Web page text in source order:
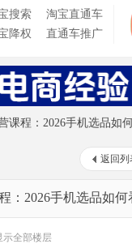
搜索
淘宝直通车
降权 直通车推广
课程：2026手机选品如
返回列
：2026手机选品如何
示全部楼层